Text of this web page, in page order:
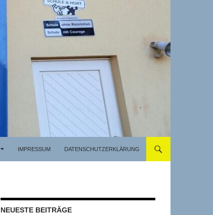
IMPRESSUM DATENSCHUTZERKLÄRUNG
NEUESTE BEITRÄGE